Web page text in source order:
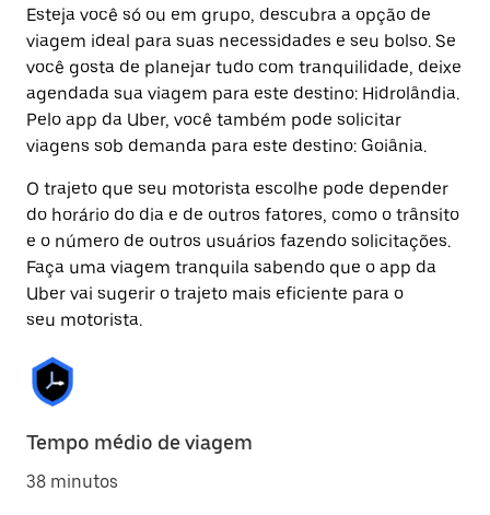
Esteja você só ou em grupo, descubra a opção de
viagem ideal para suas necessidades e seu bolso. Se
você gosta de planejar tudo com tranquilidade, deixe
agendada sua viagem para este destino: Hidrolândia.
Pelo app da Uber, você também pode solicitar
viagens sob demanda para este destino: Goiânia.
O trajeto que seu motorista escolhe pode depender
do horário do dia e de outros fatores, como o trânsito
e o número de outros usuários fazendo solicitações.
Faça uma viagem tranquila sabendo que o app da
Uber vai sugerir o trajeto mais eficiente para o
seu motorista.
Tempo médio de viagem
38 minutos